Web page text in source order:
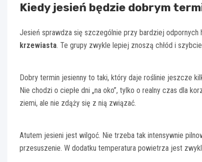
Kiedy jesień będzie dobrym
Jesień sprawdza się szczególnie przy bardziej odpornych
krzewiasta. Te grupy zwykle lepiej znoszą chłód i
Dobry termin jesienny to taki, który daje roślinie jeszcze
Nie chodzi o ciepłe dni „na oko”, tylko o realny czas dla
ziemi, ale nie zdąży się z nią związać.
Atutem jesieni jest wilgoć. Nie trzeba tak intensywnie
przesuszenie. W dodatku temperatura powietrza jest